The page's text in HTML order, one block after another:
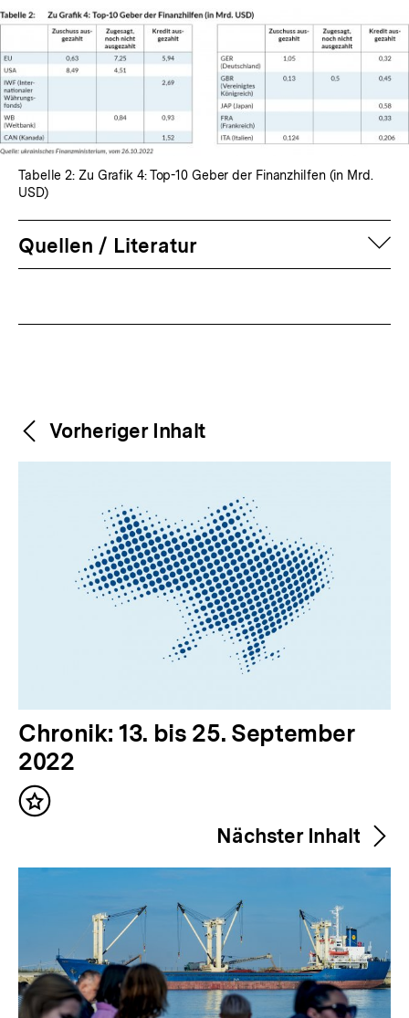
Tabelle 2: Zu Grafik 4: Top-10 Geber der Finanzhilfen (in Mrd.
USD)
Quellen / Literatur
Weitere
Inhalte
Content-
Navigation
Vorheriger Inhalt
V
o
r
h
r
e
r
Chronik: 13. bis 25. September
2022
Inhalt
Nächster Inhalt
Zum